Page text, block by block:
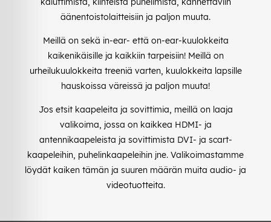
äänentoistolaitteisiin ja paljon muuta.
Meillä on sekä in-ear- että on-ear-kuulokkeita
kaikenikäisille ja kaikkiin tarpeisiin! Meillä on
urheilukuulokkeita treeniä varten, kuulokkeita lapsille
hauskoissa väreissä ja paljon muuta!
Jos etsit kaapeleita ja sovittimia, meillä on laaja
valikoima, jossa on kaikkea HDMI- ja
antennikaapeleista ja sovittimista DVI- ja scart-
kaapeleihin, puhelinkaapeleihin jne. Valikoimastamme
löydät kaiken tämän ja suuren määrän muita audio- ja
videotuotteita.